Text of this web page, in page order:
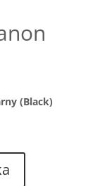
(Black)